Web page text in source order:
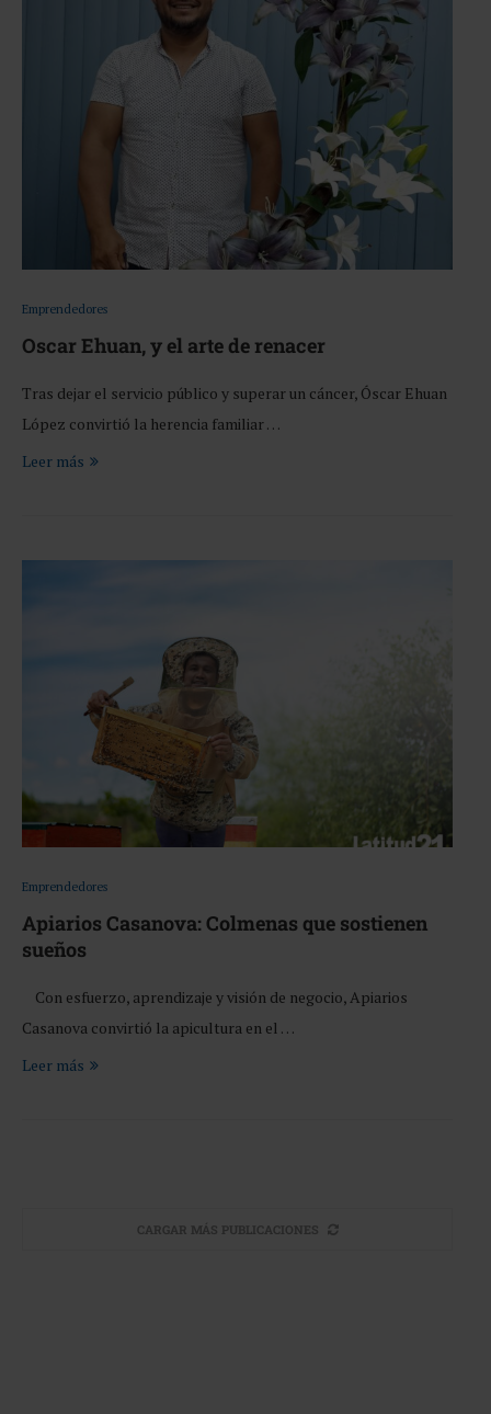
Emprendedores
Oscar Ehuan, y el arte de renacer
Tras dejar el servicio público y superar un cáncer, Óscar Ehuan
López convirtió la herencia familiar …
Leer más
Emprendedores
Apiarios Casanova: Colmenas que sostienen
sueños
Con esfuerzo, aprendizaje y visión de negocio, Apiarios
Casanova convirtió la apicultura en el …
Leer más
CARGAR MÁS PUBLICACIONES